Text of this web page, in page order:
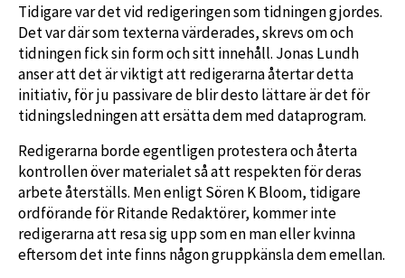
Tidigare var det vid redigeringen som tidningen gjordes.
Det var där som texterna värderades, skrevs om och
tidningen fick sin form och sitt innehåll. Jonas Lundh
anser att det är viktigt att redigerarna återtar detta
initiativ, för ju passivare de blir desto lättare är det för
tidningsledningen att ersätta dem med dataprogram.
Redigerarna borde egentligen protestera och återta
kontrollen över materialet så att respekten för deras
arbete återställs. Men enligt Sören K Bloom, tidigare
ordförande för Ritande Redaktörer, kommer inte
redigerarna att resa sig upp som en man eller kvinna
eftersom det inte finns någon gruppkänsla dem emellan.